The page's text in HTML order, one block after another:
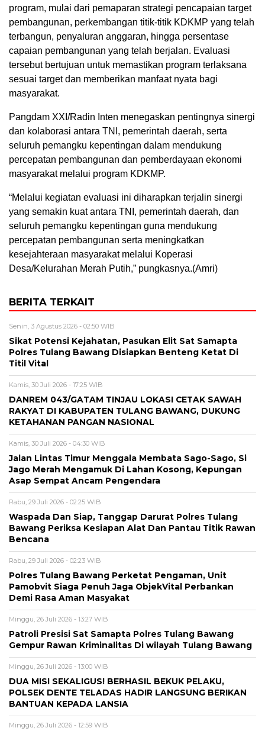
program, mulai dari pemaparan strategi pencapaian target
pembangunan, perkembangan titik-titik KDKMP yang telah
terbangun, penyaluran anggaran, hingga persentase
capaian pembangunan yang telah berjalan. Evaluasi
tersebut bertujuan untuk memastikan program terlaksana
sesuai target dan memberikan manfaat nyata bagi
masyarakat.
Pangdam XXI/Radin Inten menegaskan pentingnya sinergi
dan kolaborasi antara TNI, pemerintah daerah, serta
seluruh pemangku kepentingan dalam mendukung
percepatan pembangunan dan pemberdayaan ekonomi
masyarakat melalui program KDKMP.
“Melalui kegiatan evaluasi ini diharapkan terjalin sinergi
yang semakin kuat antara TNI, pemerintah daerah, dan
seluruh pemangku kepentingan guna mendukung
percepatan pembangunan serta meningkatkan
kesejahteraan masyarakat melalui Koperasi
Desa/Kelurahan Merah Putih,” pungkasnya.(Amri)
BERITA TERKAIT
Senin, 3 Agustus 2026 - 02:50 WIB
Sikat Potensi Kejahatan, Pasukan Elit Sat Samapta
Polres Tulang Bawang Disiapkan Benteng Ketat Di
Titil Vital
Kamis, 30 Juli 2026 - 17:25 WIB
DANREM 043/GATAM TINJAU LOKASI CETAK SAWAH
RAKYAT DI KABUPATEN TULANG BAWANG, DUKUNG
KETAHANAN PANGAN NASIONAL
Kamis, 30 Juli 2026 - 04:30 WIB
Jalan Lintas Timur Menggala Membata Sago-Sago, Si
Jago Merah Mengamuk Di Lahan Kosong, Kepungan
Asap Sempat Ancam Pengendara
Rabu, 29 Juli 2026 - 02:25 WIB
Waspada Dan Siap, Tanggap Darurat Polres Tulang
Bawang Periksa Kesiapan Alat Dan Pantau Titik Rawan
Bencana
Rabu, 29 Juli 2026 - 02:23 WIB
Polres Tulang Bawang Perketat Pengaman, Unit
Pamobvit Siaga Penuh Jaga ObjekVital Perbankan
Demi Rasa Aman Masyakat
Minggu, 26 Juli 2026 - 13:27 WIB
Patroli Presisi Sat Samapta Polres Tulang Bawang
Gempur Rawan Kriminalitas Di wilayah Tulang Bawang
Minggu, 26 Juli 2026 - 13:00 WIB
DUA MISI SEKALIGUS! BERHASIL BEKUK PELAKU,
POLSEK DENTE TELADAS HADIR LANGSUNG BERIKAN
BANTUAN KEPADA LANSIA
Minggu, 26 Juli 2026 - 12:59 WIB